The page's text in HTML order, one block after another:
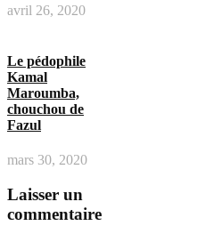
avril 26, 2020
Le pédophile
Kamal
Maroumba,
chouchou de
Fazul
mars 30, 2020
Laisser un
commentaire